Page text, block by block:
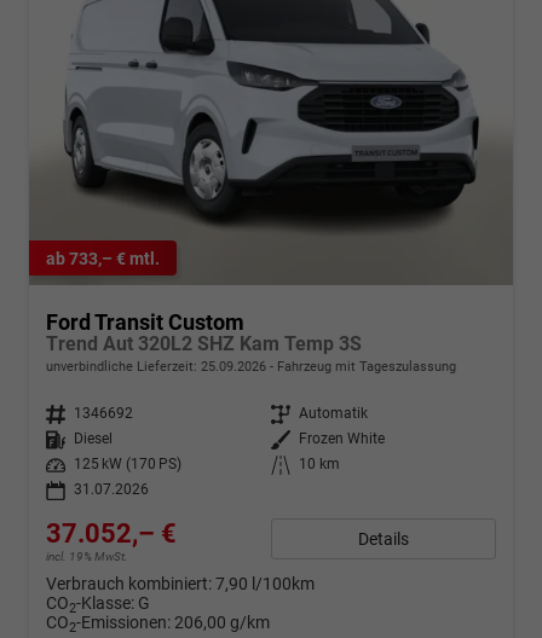
ab 733,– € mtl.
Ford Transit Custom
Trend Aut 320L2 SHZ Kam Temp 3S
unverbindliche Lieferzeit: 25.09.2026 Fahrzeug mit Tageszulassung
Fahrzeugnr. 1346692 Getriebe Automatik
Kraftstoff
Diesel Außenfarbe
Frozen White
Leistung
125 kW (170 PS) Kilometerstand
10 km
31.07.2026
37.052,– €
incl. 19% MwSt.
Details
Verbrauch kombiniert:7,90 l/100km
CO2-Klasse: G
CO2-Emissionen: 206,00 g/km